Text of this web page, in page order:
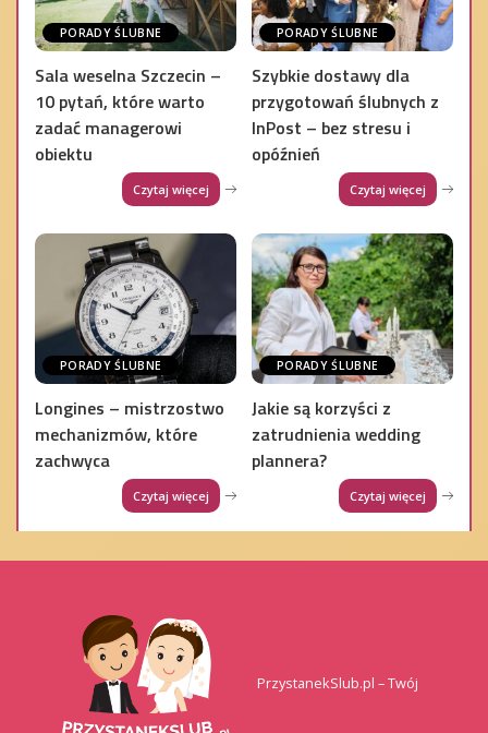
PORADY ŚLUBNE
Sala weselna Szczecin –
10 pytań, które warto
zadać managerowi
obiektu
Czytaj więcej
PORADY ŚLUBNE
Szybkie dostawy dla
przygotowań ślubnych z
InPost – bez stresu i
opóźnień
Czytaj więcej
PORADY ŚLUBNE
Longines – mistrzostwo
mechanizmów, które
zachwyca
Czytaj więcej
PORADY ŚLUBNE
Jakie są korzyści z
zatrudnienia wedding
plannera?
Czytaj więcej
PrzystanekSlub.pl – Twój